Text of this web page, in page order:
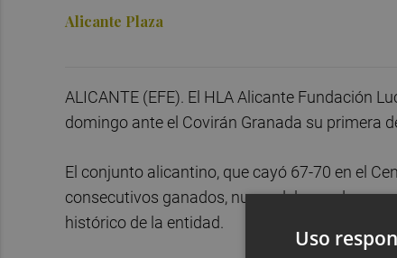
Alicante Plaza
ALICANTE (EFE). El HLA Alicante Fundación
domingo ante el Covirán Granada su primera
El conjunto alicantino, que cayó 67-70 en el
consecutivos ganados, nueve del pasado
histórico de la entidad.
Uso